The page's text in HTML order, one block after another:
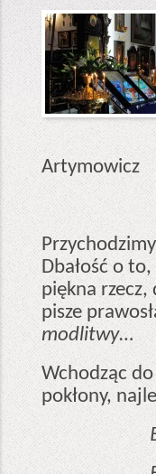
Artymowicz
Dbałość o
piękna
pisze
modlitwy…
Wchodząc
pokłony,